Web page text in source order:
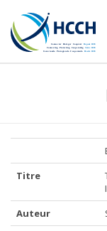
Titre
Auteur